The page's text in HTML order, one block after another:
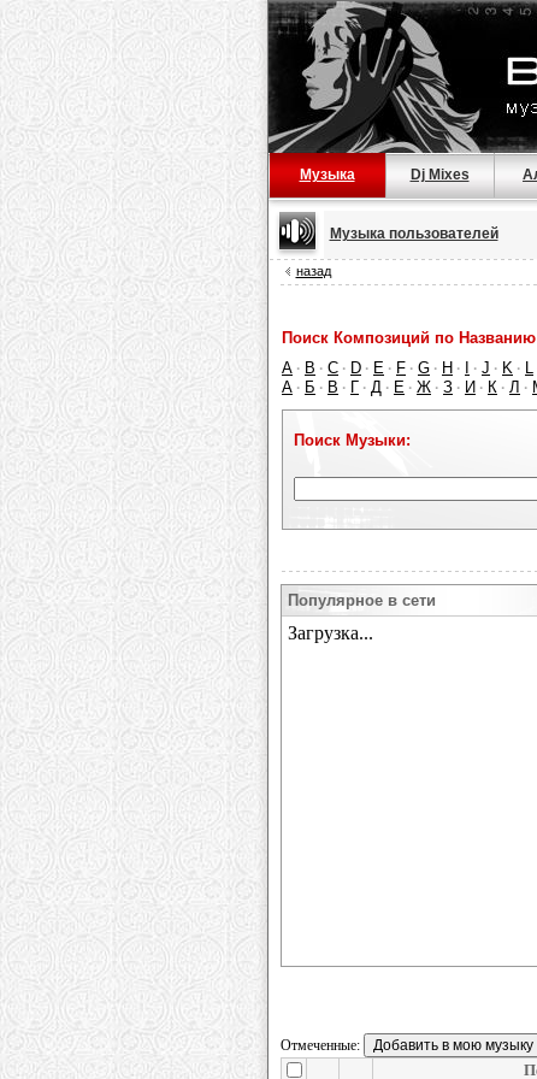
Музыка Dj Mixes
Музыка пользователей
назад
Поиск Композиций по
A · B · C · D · E · F · G · H · · J · K · L
А · Б · В · Г · Д · Е · Ж · З · И · К · Л ·
Поиск Музыки:
Популярное в сети
Отмеченные: